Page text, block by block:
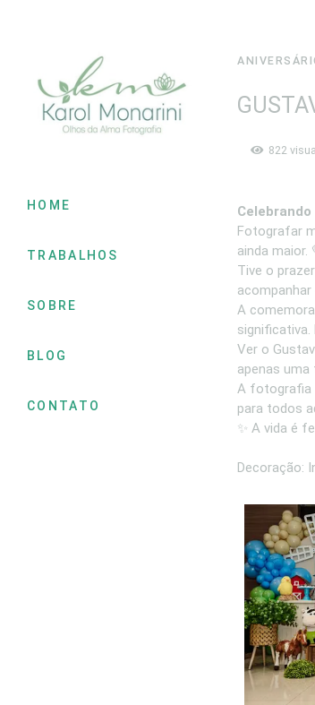
HOME
TRABALHOS
SOBRE
BLOG
CONTATO
822
Fotografar
ainda maior.
Tive o
A
significativa.
Ver o
apenas
A fotografia
para todos
✨ A vida é
Decoração: